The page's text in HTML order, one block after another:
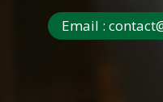
Email :